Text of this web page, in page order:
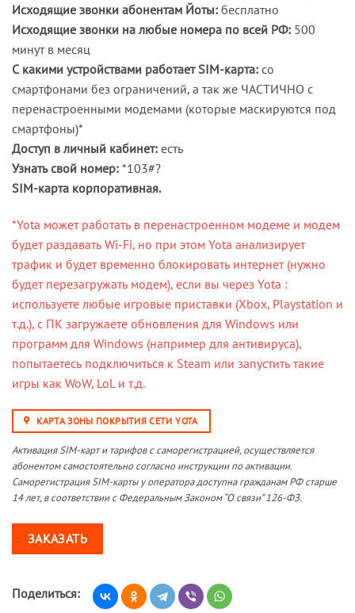
Исходящие звонки абонентам Йоты: бесплатно
Исходящие звонки на любые номера по всей РФ: 500
минут в месяц
С какими устройствами работает SIM-карта: со
смартфонами без ограничений, а так же ЧАСТИЧНО с
перенастроенными модемами (которые маскируются под
смартфоны)*
Доступ в личный кабинет: есть
Узнать свой номер: *103#?
SIM-карта корпоративная.
*Yota может работать в перенастроенном модеме и модем
будет раздавать Wi-Fi, но при этом Yota анализирует
трафик и будет временно блокировать интернет (нужно
будет перезагружать модем), если вы через Yota :
используете любые игровые приставки (Xbox, Playstation и
т.д.), с ПК загружаете обновления для Windows или
программ для Windows (например для антивируса),
попытаетесь подключиться к Steam или запустить такие
игры как WoW, LoL и т.д.
КАРТА ЗОНЫ ПОКРЫТИЯ СЕТИ YOTA
Активация SIM-карт и тарифов с саморегистрацией, осуществляется
абонентом самостоятельно согласно инструкции по активации.
Саморегистрация SIM-карты у оператора доступна гражданам РФ старше
14 лет, в соответствии с Федеральным Законом “О связи” 126-ФЗ.
ЗАКАЗАТЬ
Поделиться: